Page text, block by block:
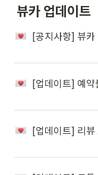
뷰카 업데이트
[공지사항] 뷰카
[업데이트] 예약
[업데이트] 리뷰